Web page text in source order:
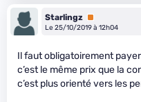
Starlingz
Premium
Le 25/10/2019 à 12h04
Il faut obligatoirement
c’est le même prix que la
c’est plus orienté vers les